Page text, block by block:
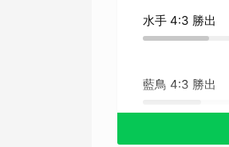
水手 4:3 勝出
藍鳥 4:3 勝出